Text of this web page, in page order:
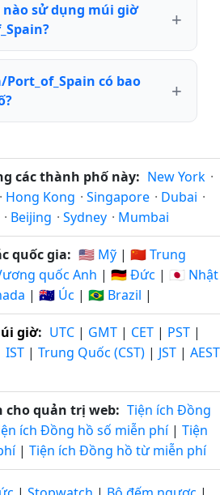
sử dụng múi giờ
có bao
các thành phố này: New York ·
· Hong Kong · Singapore · Dubai ·
· Beijing · Sydney · Mumbai
quốc gia: 🇺🇸 Mỹ | 🇨🇳 Trung
quốc Anh | 🇩🇪 Đức | 🇯🇵 Nhật
| 🇦🇺 Úc | 🇧🇷 Brazil |
giờ: UTC | GMT | CET | PST |
IST | Trung Quốc (CST) | JST | AEST
cho quản trị web: Tiện ích Đồng
ích Đồng hồ số miễn phí| Tiện
| Tiện ích Đồng hồ từ miễn phí